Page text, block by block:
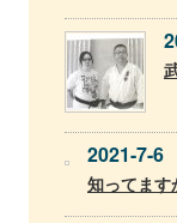
2021-7-6
知ってま